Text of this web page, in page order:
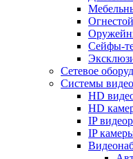
Сейфы-
Сетевое
Системы
HD
HD
IP
IP